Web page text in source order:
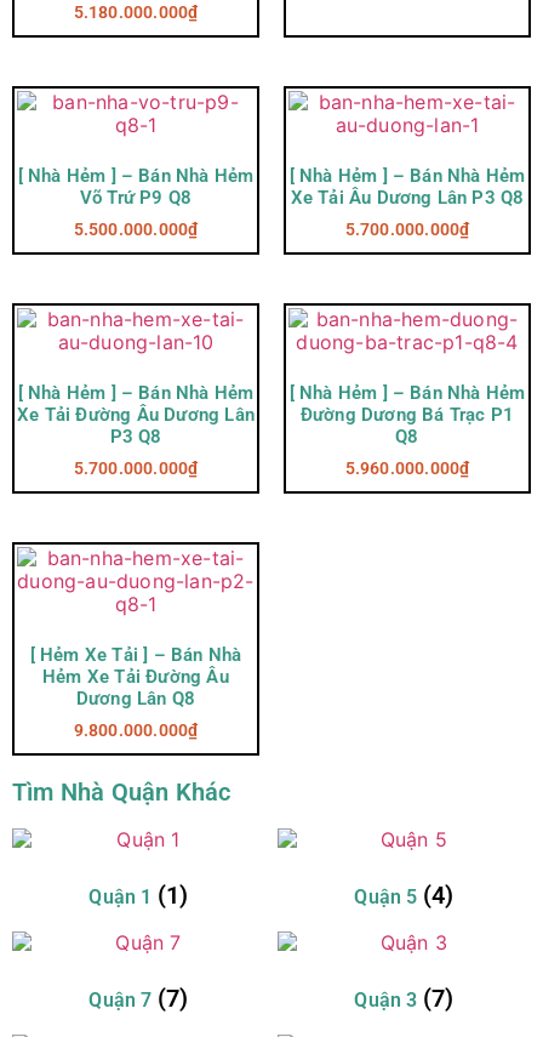
5.180.000.000₫
[ Nhà Hẻm ] – Bán Nhà Hẻm
Võ Trứ P9 Q8
5.500.000.000₫
[ Nhà Hẻm ] – Bán Nhà Hẻm
Xe Tải Âu Dương Lân P3 Q8
5.700.000.000₫
[ Nhà Hẻm ] – Bán Nhà Hẻm
Xe Tải Đường Âu Dương Lân
P3 Q8
5.700.000.000₫
[ Nhà Hẻm ] – Bán Nhà Hẻm
Đường Dương Bá Trạc P1
Q8
5.960.000.000₫
[ Hẻm Xe Tải ] – Bán Nhà
Hẻm Xe Tải Đường Âu
Dương Lân Q8
9.800.000.000₫
Tìm Nhà Quận Khác
Quận 1 (1) Quận 5 (4)
Quận 7 (7) Quận 3 (7)